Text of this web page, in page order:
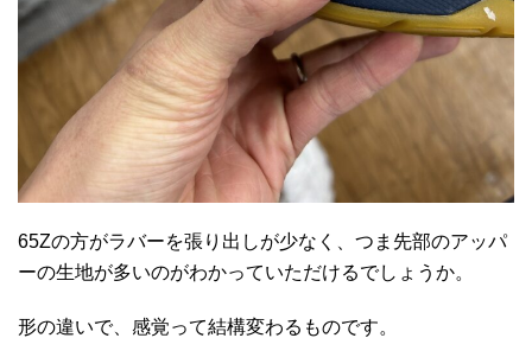
65Zの方がラバーを張り出しが少なく、つま先部のアッパ
ーの生地が多いのがわかっていただけるでしょうか。
形の違いで、感覚って結構変わるものです。